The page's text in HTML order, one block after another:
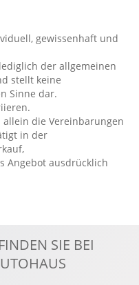
gewissenhaft und
der allgemeinen
stellt keine
Sinne dar.
die Vereinbarungen
in der
Angebot ausdrücklich
SIE BEI